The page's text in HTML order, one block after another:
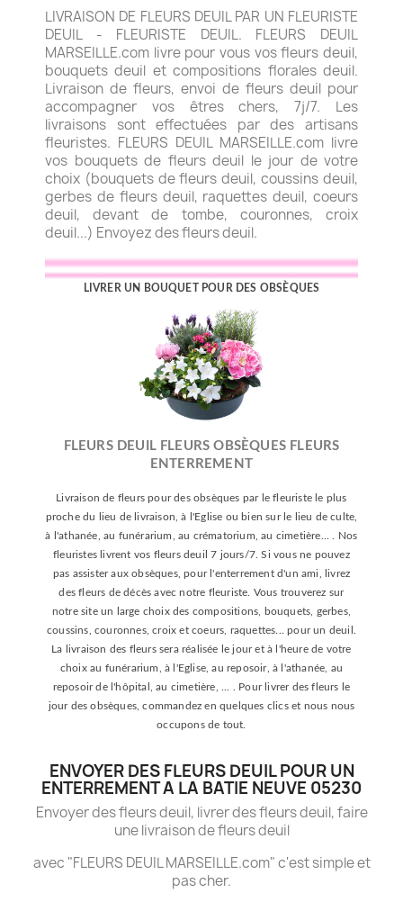
LIVRAISON DE FLEURS DEUIL PAR UN FLEURISTE
DEUIL - FLEURISTE DEUIL. FLEURS DEUIL
MARSEILLE.com livre pour vous vos fleurs deuil,
bouquets deuil et compositions florales deuil.
Livraison de fleurs, envoi de fleurs deuil pour
accompagner vos êtres chers, 7j/7. Les
livraisons sont effectuées par des artisans
fleuristes. FLEURS DEUIL MARSEILLE.com livre
vos bouquets de fleurs deuil le jour de votre
choix (bouquets de fleurs deuil, coussins deuil,
gerbes de fleurs deuil, raquettes deuil, coeurs
deuil, devant de tombe, couronnes, croix
deuil...) Envoyez des fleurs deuil.
LIVRER UN BOUQUET POUR DES OBSÈQUES
FLEURS DEUIL FLEURS OBSÈQUES FLEURS
ENTERREMENT
Livraison de fleurs pour des obsèques par le fleuriste le plus
proche du lieu de livraison, à l'Eglise ou bien sur le lieu de culte,
à l'athanée, au funérarium, au crématorium, au cimetière... . Nos
fleuristes livrent vos fleurs deuil 7 jours/7. Si vous ne pouvez
pas assister aux obsèques, pour l'enterrement d'un ami, livrez
des fleurs de décès avec notre fleuriste. Vous trouverez sur
notre site un large choix des compositions, bouquets, gerbes,
coussins, couronnes, croix et coeurs, raquettes... pour un deuil.
La livraison des fleurs sera réalisée le jour et à l'heure de votre
choix au funérarium, à l'Eglise, au reposoir, à l'athanée, au
reposoir de l'hôpital, au cimetière, ... . Pour livrer des fleurs le
jour des obsèques, commandez en quelques clics et nous nous
occupons de tout.
ENVOYER DES FLEURS DEUIL POUR UN
ENTERREMENT A LA BATIE NEUVE 05230
Envoyer des fleurs deuil, livrer des fleurs deuil, faire
une livraison de fleurs deuil
avec "FLEURS DEUIL MARSEILLE.com" c'est simple et
pas cher.